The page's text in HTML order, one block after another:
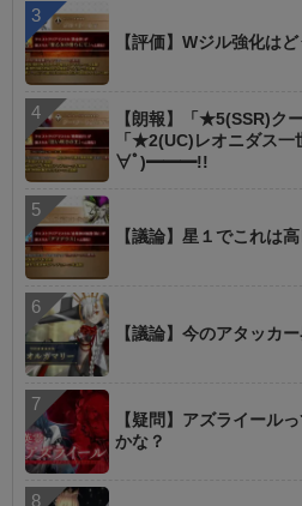
【評価】Wジル強化は
【朗報】「★5(SSR)ク
「★2(UC)レオニダス
∀ﾟ)━━━!!
【議論】星１でこれは
【議論】今のアタッカ
【疑問】アズライール
かな？